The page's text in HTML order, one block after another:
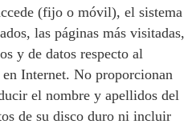
(fijo o móvil), el sistema
las páginas más visitadas,
y de datos respecto al
Internet. No proporcionan
el nombre y apellidos del
de su disco duro ni incluir